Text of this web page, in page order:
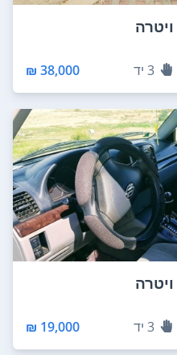
ויטרה
3 יד 38,000 ₪
ויטרה
3 יד 19,000 ₪